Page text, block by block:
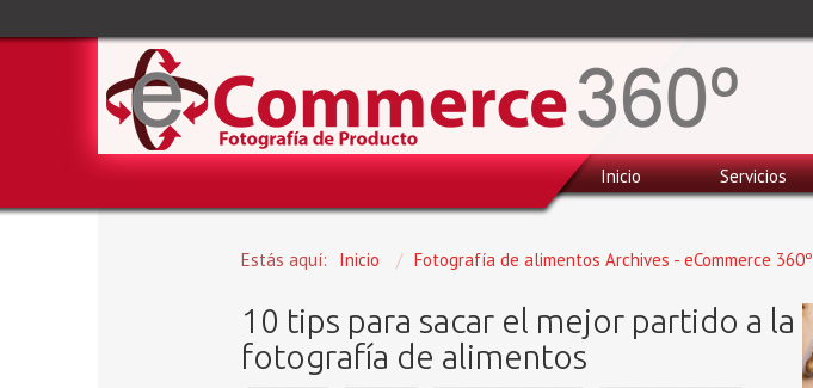
Inicio Servicios
Estás aquí: Inicio / Fotografía de alimentos Archives - eCommerce 360º
10 tips para sacar el mejor partido a la
fotografía de alimentos